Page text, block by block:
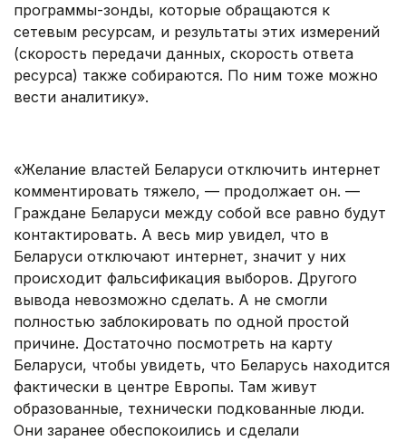
программы-зонды, которые обращаются к
сетевым ресурсам, и результаты этих измерений
(скорость передачи данных, скорость ответа
ресурса) также собираются. По ним тоже можно
вести аналитику».
«Желание властей Беларуси отключить интернет
комментировать тяжело, — продолжает он. —
Граждане Беларуси между собой все равно будут
контактировать. А весь мир увидел, что в
Беларуси отключают интернет, значит у них
происходит фальсификация выборов. Другого
вывода невозможно сделать. А не смогли
полностью заблокировать по одной простой
причине. Достаточно посмотреть на карту
Беларуси, чтобы увидеть, что Беларусь находится
фактически в центре Европы. Там живут
образованные, технически подкованные люди.
Они заранее обеспокоились и сделали